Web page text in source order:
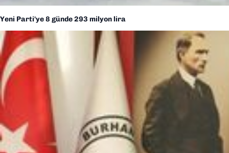
Yeni Parti'ye 8 günde 293 milyon lira